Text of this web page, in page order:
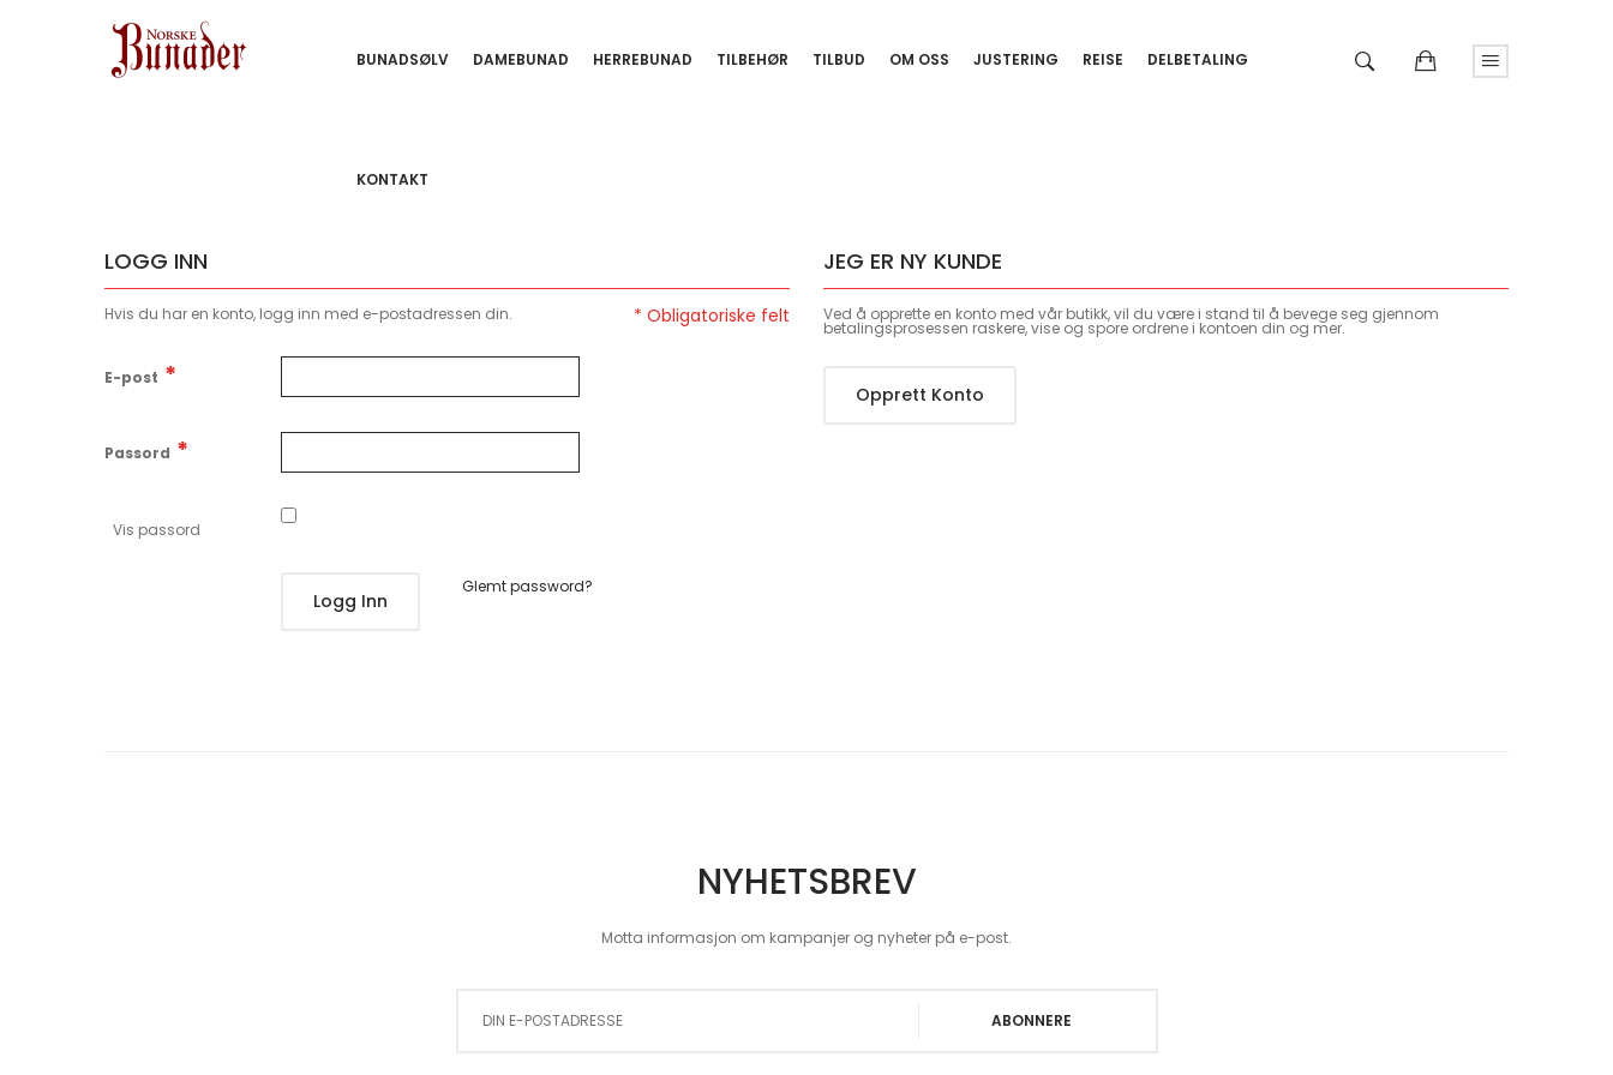
BUNADSØLV DAMEBUNAD HERREBUNAD TILBEHØR TILBUD OM OSS JUSTERING REISE DELBETALING
KONTAKT
LOGG INN
Hvis du har en konto, logg inn med e-postadressen din.
E-post
Passord
Vis passord
Logg Inn
Glemt password?
JEG ER NY KUNDE
Ved å opprette en konto med vår butikk, vil du være i stand til å bevege seg gjennom
betalingsprosessen raskere, vise og spore ordrene i kontoen din og mer.
Opprett Konto
NYHETSBREV
Motta informasjon om kampanjer og nyheter på e-post.
ABONNERE